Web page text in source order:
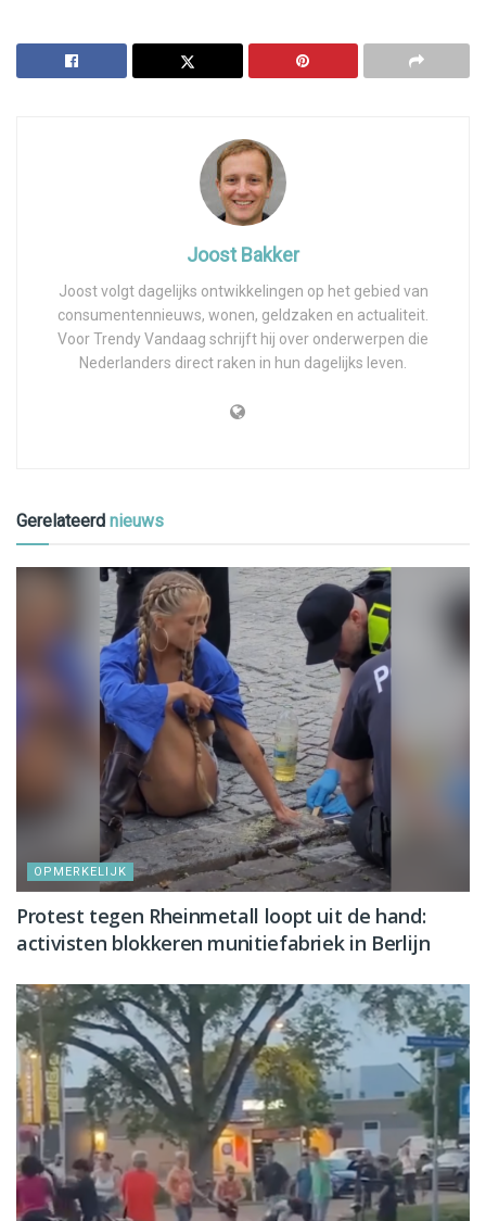
Joost Bakker
Joost volgt dagelijks ontwikkelingen op het gebied van
consumentennieuws, wonen, geldzaken en actualiteit.
Voor Trendy Vandaag schrijft hij over onderwerpen die
Nederlanders direct raken in hun dagelijks leven.
Gerelateerd nieuws
OPMERKELIJK
Protest tegen Rheinmetall loopt uit de hand:
activisten blokkeren munitiefabriek in Berlijn